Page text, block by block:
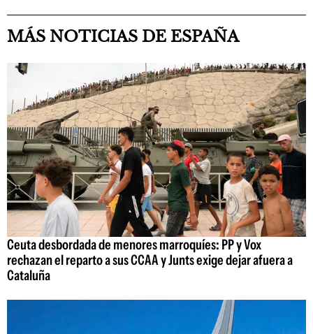
MÁS NOTICIAS DE ESPAÑA
Ceuta desbordada de menores marroquíes: PP y Vox
rechazan el reparto a sus CCAA y Junts exige dejar afuera a
Cataluña